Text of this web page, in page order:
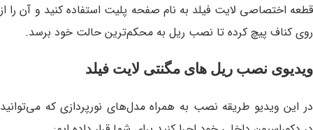
قطعه‌ اختصاصی لایت فیلد به نام صفحه پلیت استفاده کنید و آن را از
روی کناف پیچ کرده تا نصب ریل به محکم‌ترین حالت خود برسد.
ویدیوی نصب ریل های مگنتی لایت فیلد
در این ویدیو طریقه نصب به همراه مدل‌های نورپردازی که می‌توانید